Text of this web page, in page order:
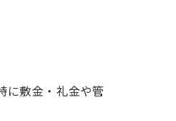
に敷金・礼金や管